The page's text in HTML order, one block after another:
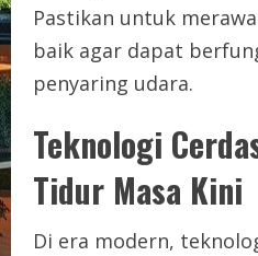
Pastikan untuk
baik agar dapat
penyaring udara.
Teknologi
Tidur Masa Kini
Di era modern,